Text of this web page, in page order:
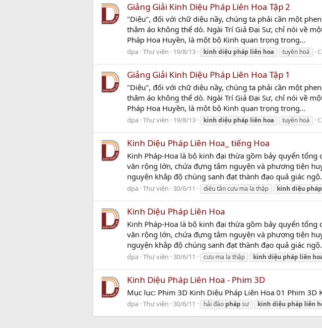
Giảng Giải Kinh Diệu Pháp Liên Hoa Tập 2
"Diệu", đối với chữ diệu nầy, chúng ta phải cần một
thâm áo không thể dò. Ngài Trí Giả Ðại Sư, chỉ nói về
Pháp Hoa Huyền, là một bộ Kinh quan trọng trong...
dpa Thư viện 19/8/13 kinh diệu pháp liên hoa tuyên hoá
Giảng Giải Kinh Diệu Pháp Liên Hoa Tập 1
"Diệu", đối với chữ diệu nầy, chúng ta phải cần một
thâm áo không thể dò. Ngài Trí Giả Ðại Sư, chỉ nói về
Pháp Hoa Huyền, là một bộ Kinh quan trọng trong...
dpa Thư viện 19/8/13 kinh diệu pháp liên hoa tuyên hoá
Kinh Diệu Pháp Liên Hoa_ tiếng Hoa
Kinh Pháp-Hoa là bộ kinh đại thừa gồm bảy quyển
văn rộng lớn, chứa đựng tâm nguyện và phương tiện
nguyện khắp độ chúng sanh đạt thành đạo quả giác
dpa Thư viện 30/6/11 diêu tần cưu ma la thập kinh diệu pháp
Kinh Diệu Pháp Liên Hoa
Kinh Pháp-Hoa là bộ kinh đại thừa gồm bảy quyển
văn rộng lớn, chứa đựng tâm nguyện và phương tiện
nguyện khắp độ chúng sanh đạt thành đạo quả giác
dpa Thư viện 30/6/11 cưu ma la thập kinh diệu pháp liên
Kinh Diệu Pháp Liên Hoa - Phim 3D
Mục lục: Phim 3D Kinh Diệu Pháp Liên Hoa 01 Phim 3D
dpa Thư viện 30/6/11 hải đào pháp sư kinh diệu pháp liên